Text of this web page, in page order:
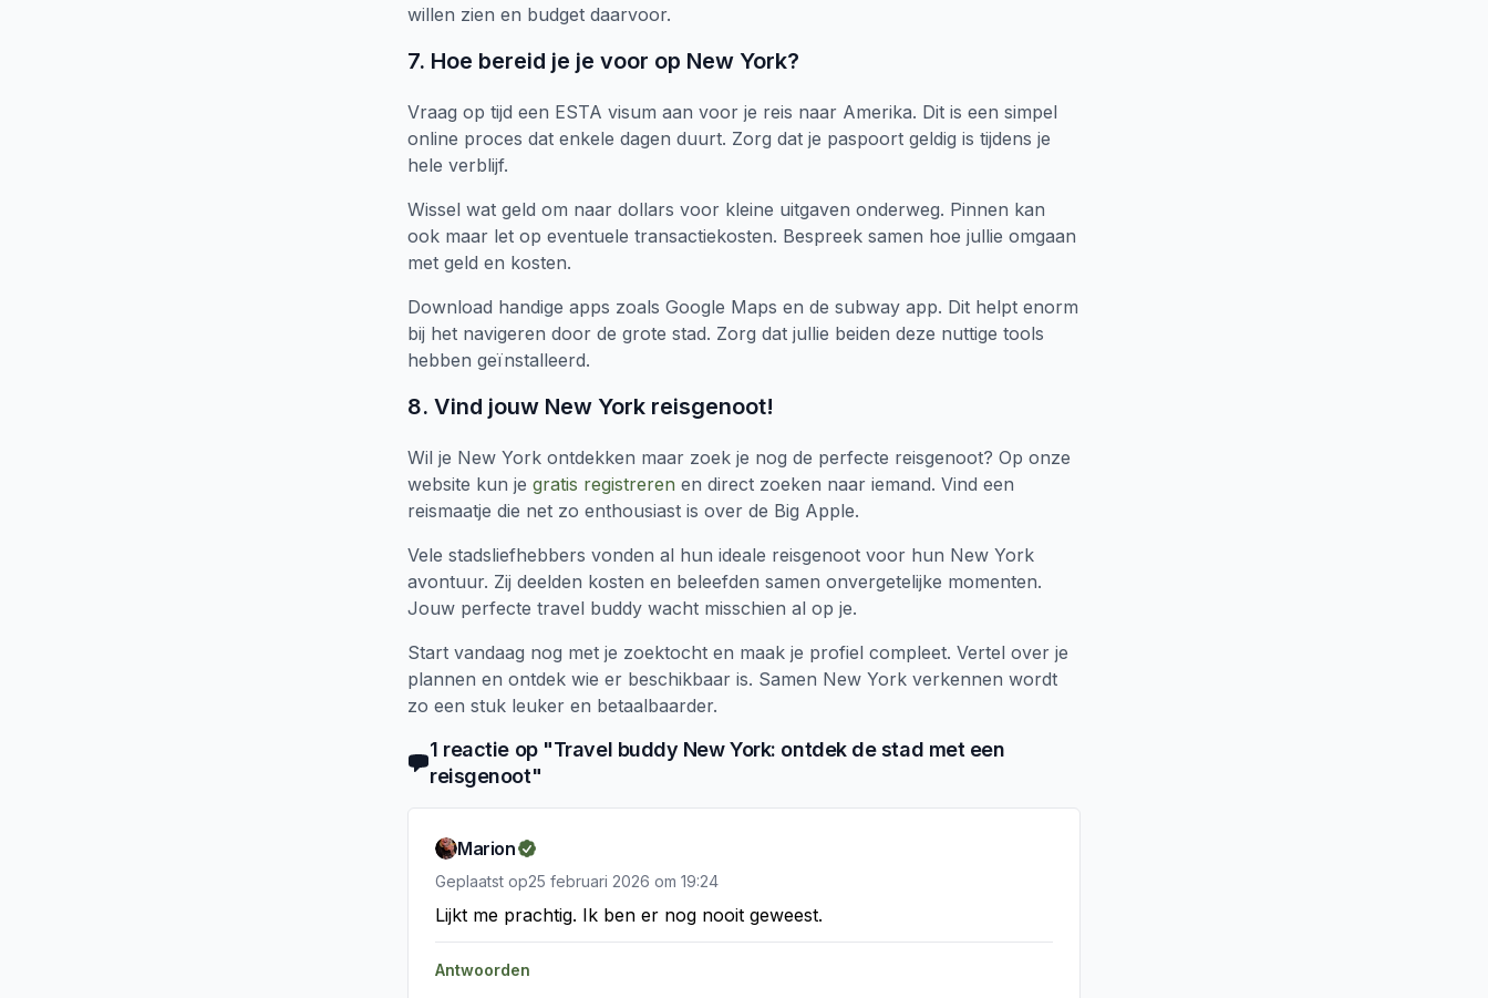
willen zien en budget daarvoor.
7. Hoe bereid je je voor op New York?
Vraag op tijd een ESTA visum aan voor je reis naar Amerika. Dit is een simpel
online proces dat enkele dagen duurt. Zorg dat je paspoort geldig is tijdens je
hele verblijf.
Wissel wat geld om naar dollars voor kleine uitgaven onderweg. Pinnen kan
ook maar let op eventuele transactiekosten. Bespreek samen hoe jullie omgaan
met geld en kosten.
Download handige apps zoals Google Maps en de subway app. Dit helpt enorm
bij het navigeren door de grote stad. Zorg dat jullie beiden deze nuttige tools
hebben geïnstalleerd.
8. Vind jouw New York reisgenoot!
Wil je New York ontdekken maar zoek je nog de perfecte reisgenoot? Op onze
website kun je gratis registreren en direct zoeken naar iemand. Vind een
reismaatje die net zo enthousiast is over de Big Apple.
Vele stadsliefhebbers vonden al hun ideale reisgenoot voor hun New York
avontuur. Zij deelden kosten en beleefden samen onvergetelijke momenten.
Jouw perfecte travel buddy wacht misschien al op je.
Start vandaag nog met je zoektocht en maak je profiel compleet. Vertel over je
plannen en ontdek wie er beschikbaar is. Samen New York verkennen wordt
zo een stuk leuker en betaalbaarder.
1 reactie op "Travel buddy New York: ontdek de stad met een
reisgenoot"
Marion
Geplaatst op25 februari 2026 om 19:24
Lijkt me prachtig. Ik ben er nog nooit geweest.
Antwoorden